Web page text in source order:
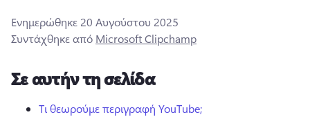
Δωρεάν δοκιμή
Ενημερώθηκε 20 Αυγούστου 2025
Συντάχθηκε από Microsoft Clipchamp
Σε αυτήν τη σελίδα
Τι θεωρούμε περιγραφή YouTube;